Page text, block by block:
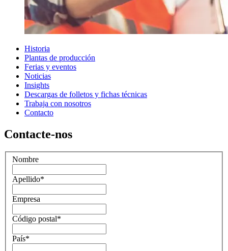
Historia
Plantas de producción
Ferias y eventos
Noticias
Insights
Descargas de folletos y fichas técnicas
Trabaja con nosotros
Contacto
Contacte-nos
Nombre
Apellido*
Empresa
Código postal*
País*